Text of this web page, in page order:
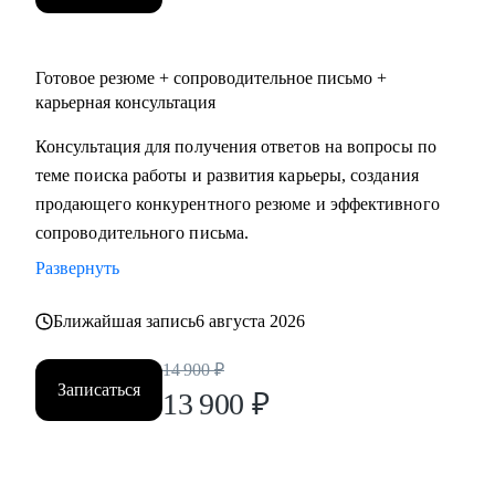
Готовое резюме + сопроводительное письмо +
карьерная консультация
Консультация для получения ответов на вопросы по
теме поиска работы и развития карьеры, создания
продающего конкурентного резюме и эффективного
сопроводительного письма.
Развернуть
Ближайшая запись6 августа 2026
Записаться
14 900 ₽
13 900 ₽